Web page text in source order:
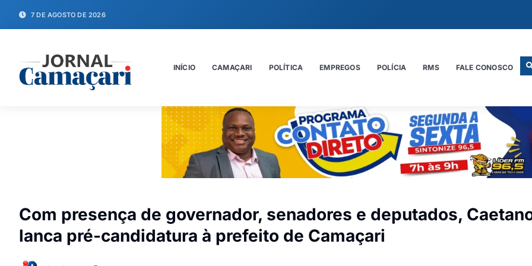
7 DE AGOSTO DE 2026
INÍCIO CAMAÇARI POLÍTICA EMPREGOS POLÍCIA RMS FALE CONOSCO
Com presença de governador, senadores e deputados,
lanca pré-candidatura à prefeito de Camaçari